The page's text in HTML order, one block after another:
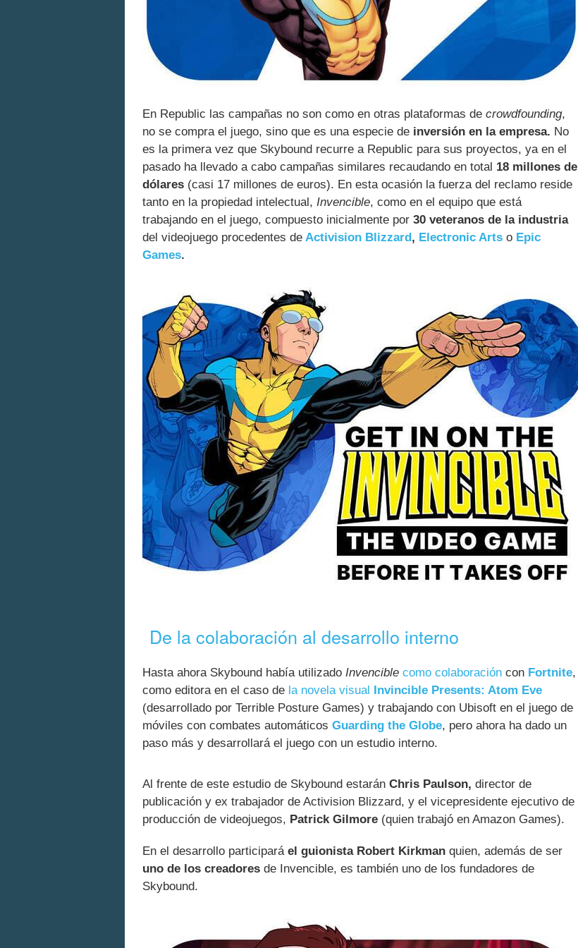
En Republic las campañas no son como en otras plataformas de crowdfounding,
no se compra el juego, sino que es una especie de inversión en la empresa. No
es la primera vez que Skybound recurre a Republic para sus proyectos, ya en el
pasado ha llevado a cabo campañas similares recaudando en total 18 millones de
dólares (casi 17 millones de euros). En esta ocasión la fuerza del reclamo reside
tanto en la propiedad intelectual, Invencible, como en el equipo que está
trabajando en el juego, compuesto inicialmente por 30 veteranos de la industria
del videojuego procedentes de Activision Blizzard, Electronic Arts o Epic
Games.
De la colaboración al desarrollo interno
Hasta ahora Skybound había utilizado Invencible como colaboración con Fortnite,
como editora en el caso de la novela visual Invincible Presents: Atom Eve
(desarrollado por Terrible Posture Games) y trabajando con Ubisoft en el juego de
móviles con combates automáticos Guarding the Globe, pero ahora ha dado un
paso más y desarrollará el juego con un estudio interno.
Al frente de este estudio de Skybound estarán Chris Paulson, director de
publicación y ex trabajador de Activision Blizzard, y el vicepresidente ejecutivo de
producción de videojuegos, Patrick Gilmore (quien trabajó en Amazon Games).
En el desarrollo participaráel guionista Robert Kirkman quien, además de ser
uno de los creadores de Invencible, es también uno de los fundadores de
Skybound.